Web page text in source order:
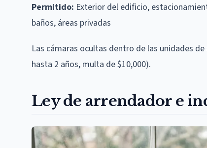
Permitido: Exterior del edificio,
baños, áreas privadas
Las cámaras ocultas dentro de las unidades
hasta 2 años, multa de $10,000).
Ley de arrendador e